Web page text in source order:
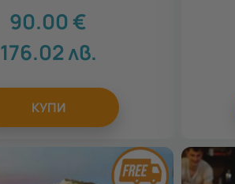
90.00€
176.02лв.
КУПИ